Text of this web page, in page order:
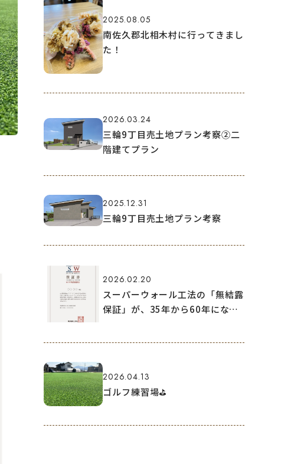
2025.08.05
南佐久郡北相木村に行ってきまし
た！
2026.03.24
三輪9丁目売土地プラン考察②二
階建てプラン
2025.12.31
三輪9丁目売土地プラン考察
2026.02.20
スーパーウォール工法の「無結露
保証」が、35年から60年になり
2026.04.13
ゴルフ練習場⛳